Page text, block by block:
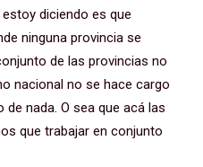
diciendo es que
ninguna provincia se
de las provincias no
nacional no se hace cargo
de nada. O sea que acá las
que trabajar en conjunto